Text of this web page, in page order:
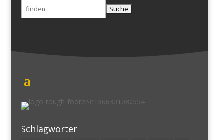
Suchen
nach:
Schlagwörter